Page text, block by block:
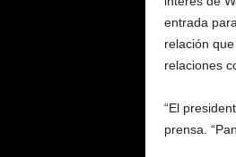
entrada
relación
relaciones
“El
prensa.